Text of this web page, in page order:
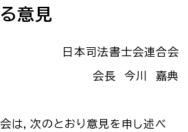
る意見
日本司法書士会連合会
会長 今川 嘉典
は，次のとおり意見を申し述べ